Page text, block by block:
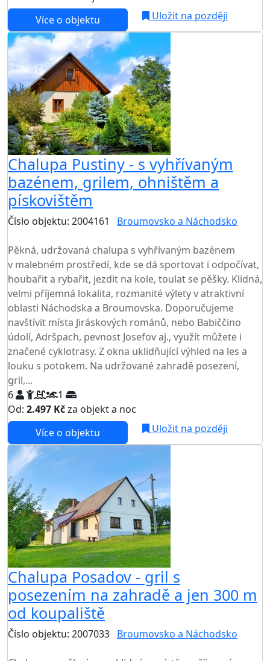
Více o objektu
Uložit na později
Chalupa Pustiny - s vyhřívaným
bazénem, grilem, ohništěm a
pískovištěm
Číslo objektu: 2004161 Broumovsko a Náchodsko
Pěkná, udržovaná chalupa s vyhřívaným bazénem
v malebném prostředí, kde se dá sportovat i odpočívat,
houbařit a rybařit, jezdit na kole, toulat se pěšky. Klidná,
velmi příjemná lokalita, rozmanité výlety v atraktivní
oblasti Náchodska a Broumovska. Doporučujeme
navštívit místa Jiráskových románů, nebo Babiččino
údolí, Adršpach, pevnost Josefov aj., využít můžete i
značené cyklotrasy. Z okna uklidňující výhled na les a
louku s potokem. Na udržované zahradě posezení,
gril,...
6
1
Od: 2.497 Kčza objekt a noc
Více o objektu
Uložit na později
Chalupa Posadov - gril s
posezením na zahradě a jen 300 m
od koupaliště
Číslo objektu: 2007033 Broumovsko a Náchodsko